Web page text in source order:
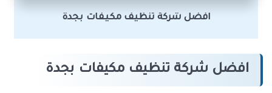
افضل شركة تنظيف مكيفات بجدة
افضل شركة تنظيف مكيفات بجدة